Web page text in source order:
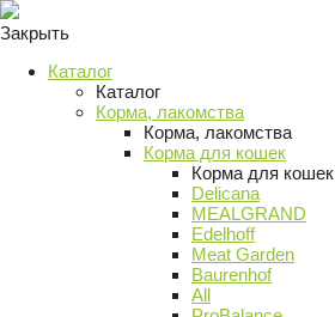
Закрыть
Каталог
Каталог
Корма, лакомства
Корма, лакомства
Корма для кошек
Корма для кошек
Delicana
MEALGRAND
Edelhoff
Meat Garden
Baurenhof
All